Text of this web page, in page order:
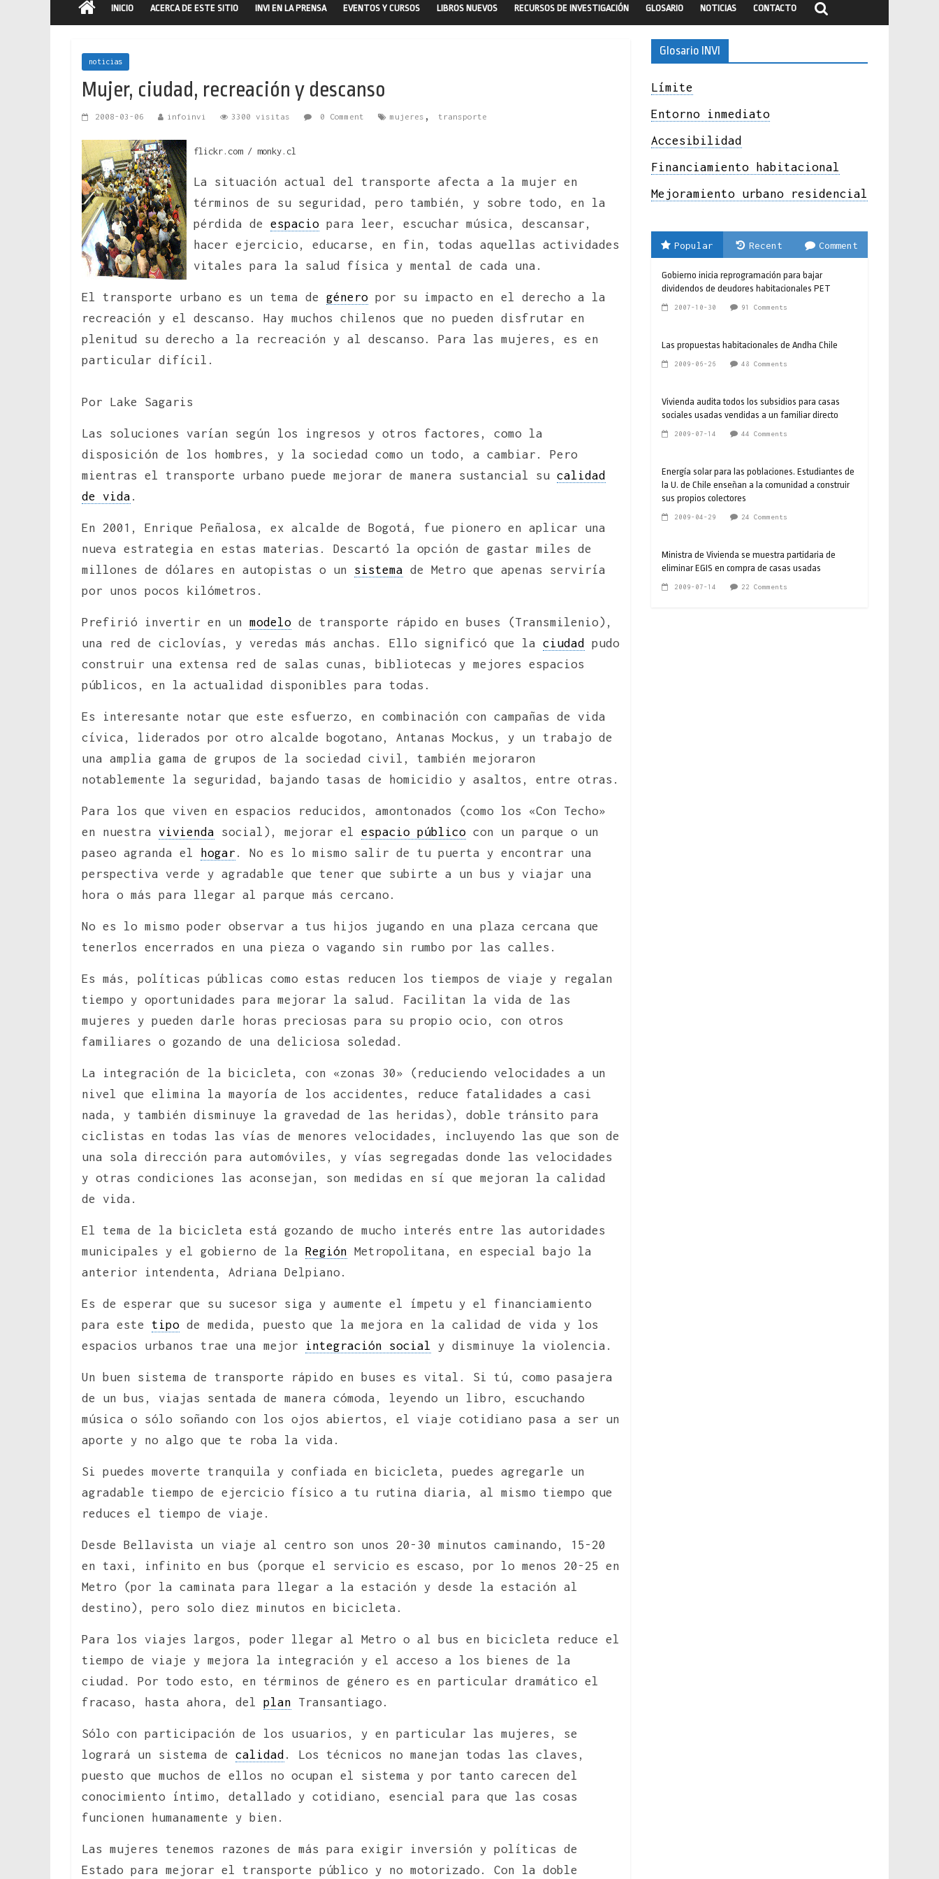
INICIO ACERCA DE ESTE SITIO INVI EN LA PRENSA EVENTOS Y CURSOS LIBROS NUEVOS RECURSOS DE INVESTIGACIÓN GLOSARIO NOTICIAS CONTACTO
noticias
Mujer, ciudad, recreación y descanso
2008-03-06 infoinvi 3300 visitas 0 Comment mujeres , transporte
flickr.com / monky.cl
La situación actual del transporte afecta a la mujer en
términos de su seguridad, pero también, y sobre todo, en la
pérdida de espacio para leer, escuchar música, descansar,
hacer ejercicio, educarse, en fin, todas aquellas actividades
vitales para la salud física y mental de cada una.
El transporte urbano es un tema de género por su impacto en el derecho a la
recreación y el descanso. Hay muchos chilenos que no pueden disfrutar en
plenitud su derecho a la recreación y al descanso. Para las mujeres, es en
particular difícil.
Por Lake Sagaris
Las soluciones varían según los ingresos y otros factores, como la
disposición de los hombres, y la sociedad como un todo, a cambiar. Pero
mientras el transporte urbano puede mejorar de manera sustancial su calidad
de vida .
En 2001, Enrique Peñalosa, ex alcalde de Bogotá, fue pionero en aplicar una
nueva estrategia en estas materias. Descartó la opción de gastar miles de
millones de dólares en autopistas o un sistema de Metro que apenas serviría
por unos pocos kilómetros.
Prefirió invertir en un modelo de transporte rápido en buses (Transmilenio),
una red de ciclovías, y veredas más anchas. Ello significó que la ciudad pudo
construir una extensa red de salas cunas, bibliotecas y mejores espacios
públicos, en la actualidad disponibles para todas.
Es interesante notar que este esfuerzo, en combinación con campañas de vida
cívica, liderados por otro alcalde bogotano, Antanas Mockus, y un trabajo de
una amplia gama de grupos de la sociedad civil, también mejoraron
notablemente la seguridad, bajando tasas de homicidio y asaltos, entre otras.
Para los que viven en espacios reducidos, amontonados (como los «Con Techo»
en nuestra vivienda social), mejorar el espacio público con un parque o un
paseo agranda el hogar . No es lo mismo salir de tu puerta y encontrar una
perspectiva verde y agradable que tener que subirte a un bus y viajar una
hora o más para llegar al parque más cercano.
No es lo mismo poder observar a tus hijos jugando en una plaza cercana que
tenerlos encerrados en una pieza o vagando sin rumbo por las calles.
Es más, políticas públicas como estas reducen los tiempos de viaje y regalan
tiempo y oportunidades para mejorar la salud. Facilitan la vida de las
mujeres y pueden darle horas preciosas para su propio ocio, con otros
familiares o gozando de una deliciosa soledad.
La integración de la bicicleta, con «zonas 30» (reduciendo velocidades a un
nivel que elimina la mayoría de los accidentes, reduce fatalidades a casi
nada, y también disminuye la gravedad de las heridas), doble tránsito para
ciclistas en todas las vías de menores velocidades, incluyendo las que son de
una sola dirección para automóviles, y vías segregadas donde las velocidades
y otras condiciones las aconsejan, son medidas en sí que mejoran la calidad
de vida.
El tema de la bicicleta está gozando de mucho interés entre las autoridades
municipales y el gobierno de la Región Metropolitana, en especial bajo la
anterior intendenta, Adriana Delpiano.
Es de esperar que su sucesor siga y aumente el ímpetu y el financiamiento
para este tipo de medida, puesto que la mejora en la calidad de vida y los
espacios urbanos trae una mejor integración social y disminuye la violencia.
Un buen sistema de transporte rápido en buses es vital. Si tú, como pasajera
de un bus, viajas sentada de manera cómoda, leyendo un libro, escuchando
música o sólo soñando con los ojos abiertos, el viaje cotidiano pasa a ser un
aporte y no algo que te roba la vida.
Si puedes moverte tranquila y confiada en bicicleta, puedes agregarle un
agradable tiempo de ejercicio físico a tu rutina diaria, al mismo tiempo que
reduces el tiempo de viaje.
Desde Bellavista un viaje al centro son unos 20-30 minutos caminando, 15-20
en taxi, infinito en bus (porque el servicio es escaso, por lo menos 20-25 en
Metro (por la caminata para llegar a la estación y desde la estación al
destino), pero solo diez minutos en bicicleta.
Para los viajes largos, poder llegar al Metro o al bus en bicicleta reduce el
tiempo de viaje y mejora la integración y el acceso a los bienes de la
ciudad. Por todo esto, en términos de género es en particular dramático el
fracaso, hasta ahora, del plan Transantiago.
Sólo con participación de los usuarios, y en particular las mujeres, se
logrará un sistema de calidad . Los técnicos no manejan todas las claves,
puesto que muchos de ellos no ocupan el sistema y por tanto carecen del
conocimiento íntimo, detallado y cotidiano, esencial para que las cosas
funcionen humanamente y bien.
Las mujeres tenemos razones de más para exigir inversión y políticas de
Estado para mejorar el transporte público y no motorizado. Con la doble
Glosario INVI
Límite
Entorno inmediato
Accesibilidad
Financiamiento habitacional
Mejoramiento urbano residencial
Popular Recent Comment
Gobierno inicia reprogramación para bajar
dividendos de deudores habitacionales PET
2007-10-30 91 Comments
Las propuestas habitacionales de Andha Chile
2009-06-26 48 Comments
Vivienda audita todos los subsidios para casas
sociales usadas vendidas a un familiar directo
2009-07-14 44 Comments
Energía solar para las poblaciones. Estudiantes de
la U. de Chile enseñan a la comunidad a construir
sus propios colectores
2009-04-29 24 Comments
Ministra de Vivienda se muestra partidaria de
eliminar EGIS en compra de casas usadas
2009-07-14 22 Comments